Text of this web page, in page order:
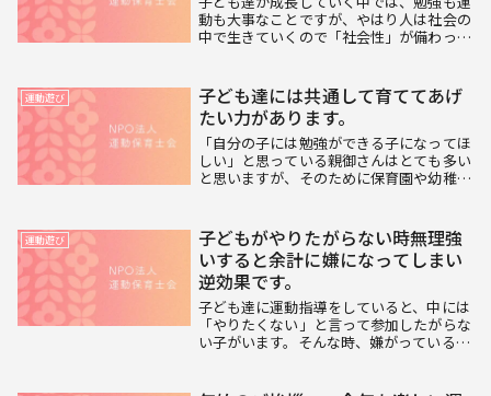
動も大事なことですが、やはり人は社会の
中で生きていくので「社会性」が備わって
がら育てていき、保育園の年長児頃になっ
たら集団遊び...
運動遊び
子ども達には共通して育ててあげ
たい力があります。
「自分の子には勉強ができる子になってほ
しい」と思っている親御さんはとても多い
と思いますが、そのために保育園や幼稚園
ではありません。子ども達には、共通して
育ててあげた...
運動遊び
子どもがやりたがらない時無理強
いすると余計に嫌になってしまい
逆効果です。
子ども達に運動指導をしていると、中には
「やりたくない」と言って参加したがらな
い子がいます。そんな時、嫌がっている子